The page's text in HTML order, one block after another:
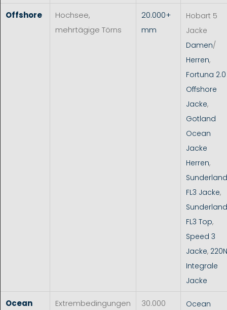
Offshore
Hochsee,
mehrtägige Törns
20.000+
mm
Hobart 5
Jacke
Damen/
Herren,
Fortuna 2.0
Offshore
Jacke,
Gotland
Ocean
Jacke
Herren,
Sunderland
FL3 Jacke,
Sunderland
FL3 Top,
Speed 3
Jacke, 220N
Integrale
Jacke
Ocean Extrembedingungen
30.000
Ocean